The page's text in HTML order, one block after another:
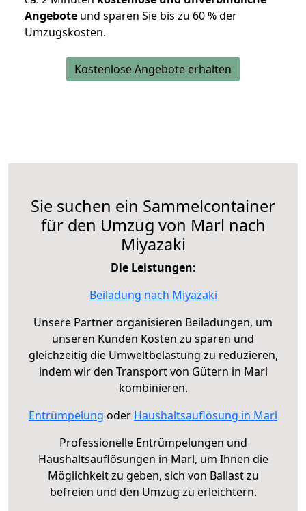
Angebote und sparen Sie bis zu 60 % der
Umzugskosten.
Kostenlose Angebote erhalten
Sie suchen ein Sammelcontainer
für den Umzug von Marl nach
Miyazaki
Die Leistungen:
Beiladung nach Miyazaki
Unsere Partner organisieren Beiladungen, um
unseren Kunden Kosten zu sparen und
gleichzeitig die Umweltbelastung zu reduzieren,
indem wir den Transport von Gütern in Marl
kombinieren.
Entrümpelung oder Haushaltsauflösung in Marl
Professionelle Entrümpelungen und
Haushaltsauflösungen in Marl, um Ihnen die
Möglichkeit zu geben, sich von Ballast zu
befreien und den Umzug zu erleichtern.